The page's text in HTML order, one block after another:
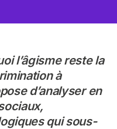
l’âgisme reste la
à
d’analyser en
qui sous-